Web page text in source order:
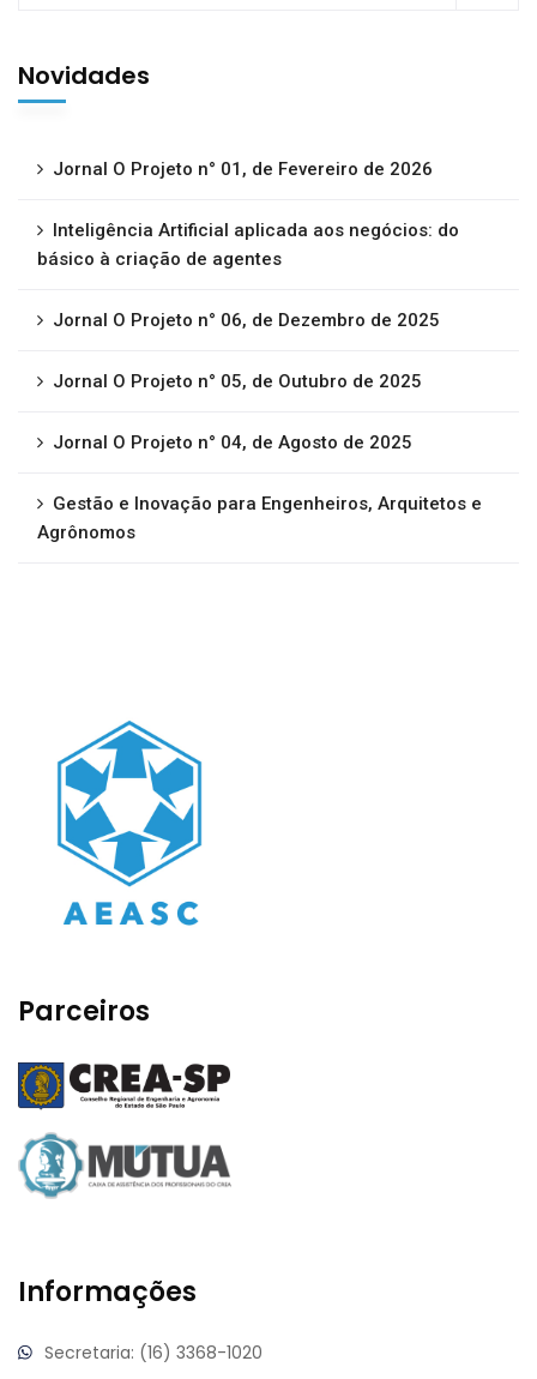
Novidades
Jornal O Projeto n° 01, de Fevereiro de 2026
Inteligência Artificial aplicada aos negócios: do
básico à criação de agentes
Jornal O Projeto n° 06, de Dezembro de 2025
Jornal O Projeto n° 05, de Outubro de 2025
Jornal O Projeto n° 04, de Agosto de 2025
Gestão e Inovação para Engenheiros, Arquitetos e
Agrônomos
Parceiros
Informações
Secretaria: (16) 3368-1020